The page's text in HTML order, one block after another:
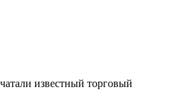
известный торговый